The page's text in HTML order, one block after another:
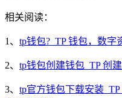
相关阅读：
1、 tp钱包?_TP 钱包，数
2、 tp钱包创建钱包_TP 创
3、 tp官方钱包下载安装